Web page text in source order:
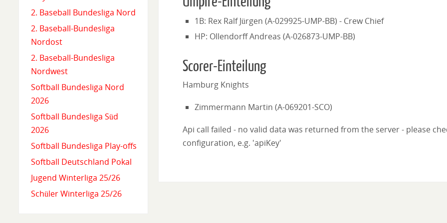
1B: Rex Ralf Jürgen (A-029925-UMP-BB) - Crew Chief
HP: Ollendorff Andreas (A-026873-UMP-BB)
Scorer-Einteilung
Hamburg Knights
Zimmermann Martin (A-069201-SCO)
Api call failed - no valid data was returned from the server - please
configuration, e.g. 'apiKey'
2. Baseball Bundesliga Nord
2. Baseball-Bundesliga
Nordost
2. Baseball-Bundesliga
Nordwest
Softball Bundesliga Nord
2026
Softball Bundesliga Süd
2026
Softball Bundesliga Play-offs
Softball Deutschland Pokal
Jugend Winterliga 25/26
Schüler Winterliga 25/26